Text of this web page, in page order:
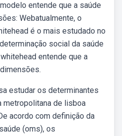
entende que a saúde
Webatualmente, o
é o mais estudado no
social da saúde
entende que a
estudar os determinantes
metropolitana de lisboa
acordo com definição da
(oms), os